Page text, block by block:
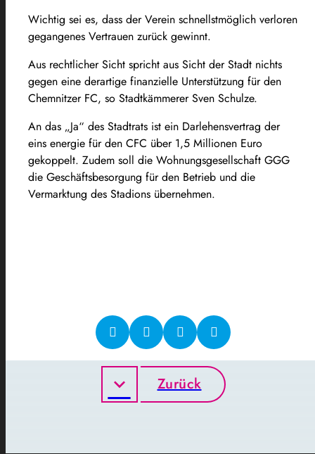
Wichtig sei es, dass der Verein schnellstmöglich verloren
gegangenes Vertrauen zurück gewinnt.
Aus rechtlicher Sicht spricht aus Sicht der Stadt nichts
gegen eine derartige finanzielle Unterstützung für den
Chemnitzer FC, so Stadtkämmerer Sven Schulze.
An das „Ja“ des Stadtrats ist ein Darlehensvertrag der
eins energie für den CFC über 1,5 Millionen Euro
gekoppelt. Zudem soll die Wohnungsgesellschaft GGG
die Geschäftsbesorgung für den Betrieb und die
Vermarktung des Stadions übernehmen.
Zurück